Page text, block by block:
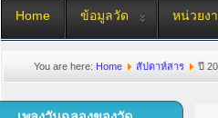
Home ข้อมูลวัด หน่วยง
You are here: Home สัปดาห์สาร ปี